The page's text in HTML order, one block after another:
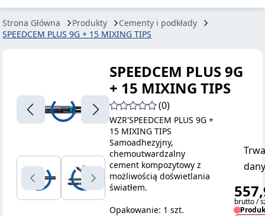
Strona Główna Produkty
Cementy i podkłady
SPEEDCEM PLUS 9G + 15 MIXING TIPS
SPEEDCEM PLUS 9G
+ 15 MIXING TIPS
(0)
WZR'SPEEDCEM PLUS 9G +
15 MIXING TIPS
Samoadhezyjny,
chemoutwardzalny
cement kompozytowy z
możliwością doświetlania
światłem.
Opakowanie: 1 szt.
brutto /